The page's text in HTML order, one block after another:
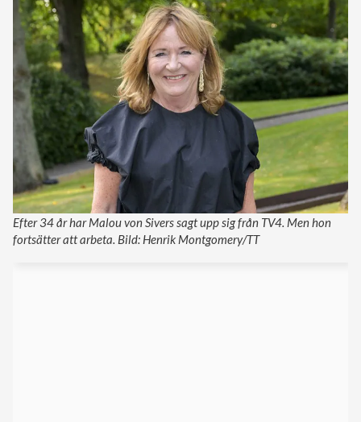
Efter 34 år har Malou von Sivers sagt upp sig från TV4. Men hon
fortsätter att arbeta. Bild: Henrik Montgomery/TT